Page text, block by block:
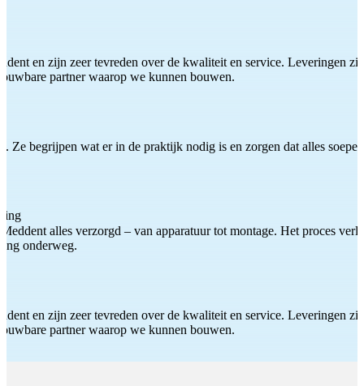
en zijn zeer tevreden over de kwaliteit en service. Leveringen
partner waarop we kunnen bouwen.
Ze begrijpen wat er in de praktijk nodig is en zorgen dat alles
alles verzorgd – van apparatuur tot montage. Het proces
onderweg.
en zijn zeer tevreden over de kwaliteit en service. Leveringen
partner waarop we kunnen bouwen.